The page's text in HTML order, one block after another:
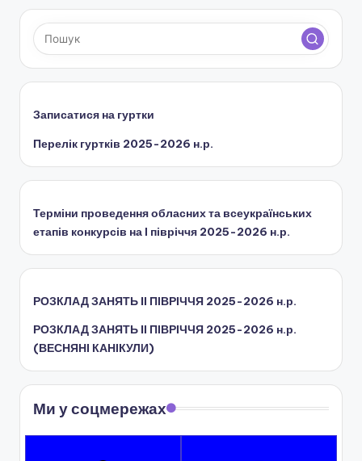
б
л
а
н
о
ї
р
а
д
Записатися на гуртки
Перелік гуртків 2025-2026 н.р.
Терміни проведення обласних та всеукраїнських
етапів конкурсів на І півріччя 2025-2026 н.р.
РОЗКЛАД ЗАНЯТЬ IІ ПІВРІЧЧЯ 2025-2026 н.р.
РОЗКЛАД ЗАНЯТЬ IІ ПІВРІЧЧЯ 2025-2026 н.р.
(ВЕСНЯНІ КАНІКУЛИ)
Ми у соцмережах